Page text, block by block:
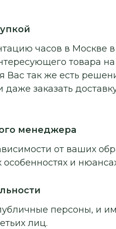
часов в Москве
товара
Вас так же есть
заказать
менеджера
от ваших
и
персоны, и
лиц.